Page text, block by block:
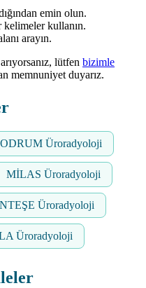
emin olun.
kelimeler kullanın.
arayın.
lütfen bizimle
memnuniyet duyarız.
Üroradyoloji
MİLAS Üroradyoloji
Üroradyoloji
Üroradyoloji